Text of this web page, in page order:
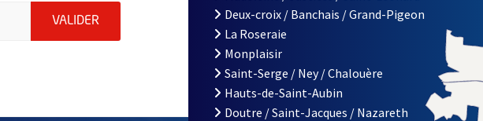
indiquez votre email (champ obligatoire)
VALIDER ENVOYER MA DEMANDE D'INSCRIPTION À LA LETTRE
Deux-croix / Banchais / Grand-Pigeon
La Roseraie
Monplaisir
Saint-Serge / Ney / Chalouère
Hauts-de-Saint-Aubin
Doutre / Saint-Jacques / Nazareth